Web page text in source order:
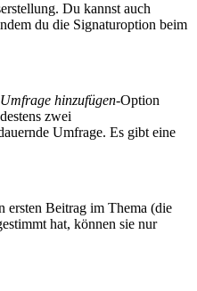
Du kannst auch
du die Signaturoption beim
Umfrage hinzufügen-Option
zwei
Umfrage. Es gibt eine
ersten Beitrag im Thema (die
hat, können sie nur